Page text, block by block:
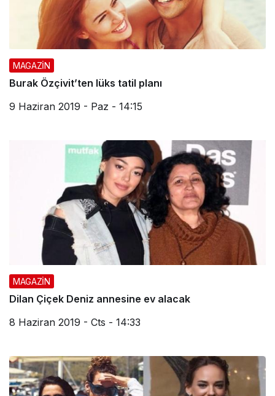
MAGAZİN
Burak Özçivit’ten lüks tatil planı
9 Haziran 2019 - Paz - 14:15
MAGAZİN
Dilan Çiçek Deniz annesine ev alacak
8 Haziran 2019 - Cts - 14:33